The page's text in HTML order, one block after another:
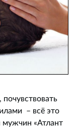
– всё это
мужчин «Атлант